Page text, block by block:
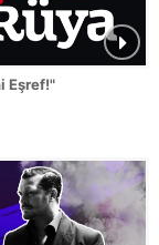
Eşref!"